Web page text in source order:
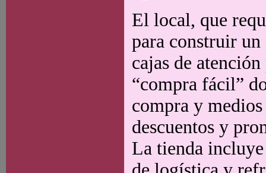
El local, que
para construir un
cajas de
“compra fácil”
compra y
descuentos y
La tienda